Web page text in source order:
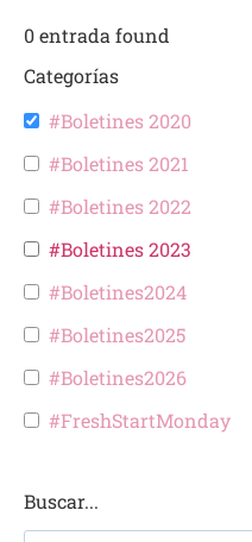
0entrada found
Categorías
#Boletines 2020
#Boletines 2021
#Boletines 2022
#Boletines 2023
#Boletines2024
#Boletines2025
#Boletines2026
#FreshStartMonday
Buscar...